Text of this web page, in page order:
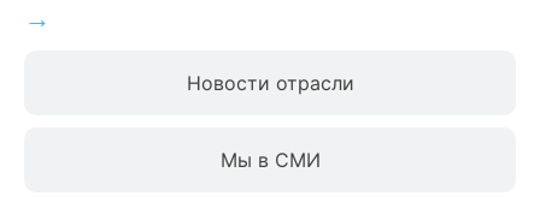
Новости отрасли
Мы в СМИ
→